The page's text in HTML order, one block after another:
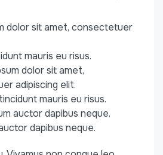
dolor sit amet, consectetuer
mauris eu risus.
dolor sit amet,
adipiscing elit.
mauris eu risus.
auctor dapibus neque.
dapibus neque.